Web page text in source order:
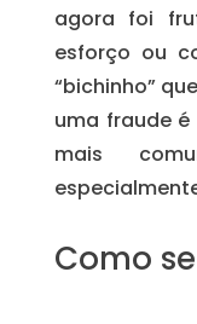
agora foi
esforço ou
“bichinho”
uma fraude
mais
Como